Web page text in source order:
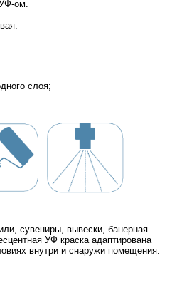
ом.
слоя;
сувениры, вывески, банерная
УФ краска адаптирована
внутри и снаружи помещения.